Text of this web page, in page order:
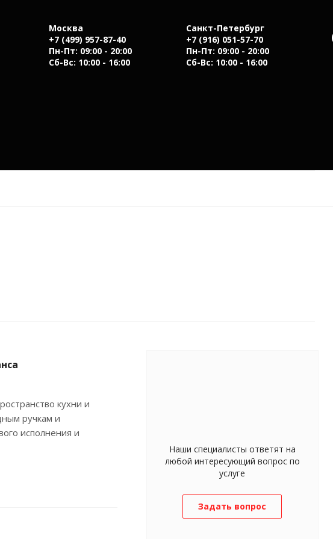
Москва
+7 (499) 957-87-40
Пн-Пт: 09:00 - 20:00
Сб-Вс: 10:00 - 16:00
Санкт-Петербург
+7 (916) 051-57-70
Пн-Пт: 09:00 - 20:00
Сб-Вс: 10:00 - 16:00
кухни и
ручкам и
исполнения и
Наши специалисты ответят на
любой интересующий вопрос по
услуге
Задать вопрос